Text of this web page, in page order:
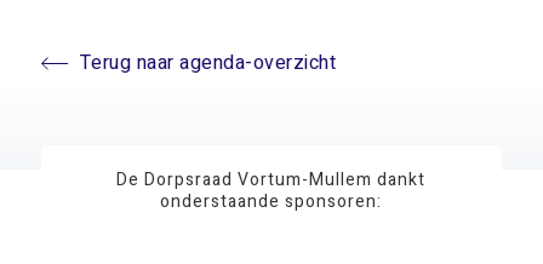
Terug naar agenda-overzicht
De Dorpsraad Vortum-Mullem dankt
onderstaande sponsoren: